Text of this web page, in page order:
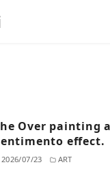
Over painting
effect.
2026/07/23 ART